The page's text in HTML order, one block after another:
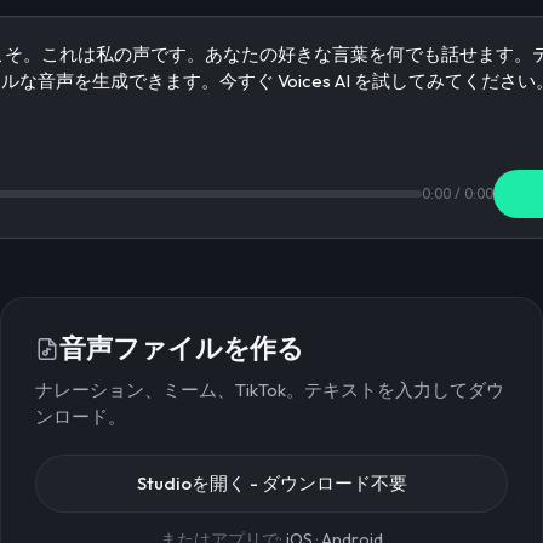
0:00 / 0:00
音声ファイルを作る
ナレーション、ミーム、TikTok。テキストを入力してダウ
ンロード。
Studioを開く - ダウンロード不要